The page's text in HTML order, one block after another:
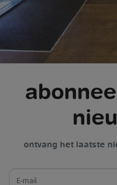
ontvang het laatste